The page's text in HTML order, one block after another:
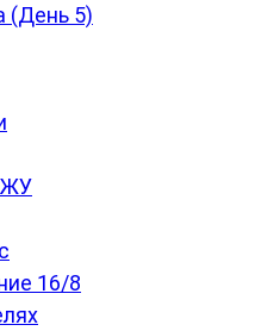
(День 5)
16/8